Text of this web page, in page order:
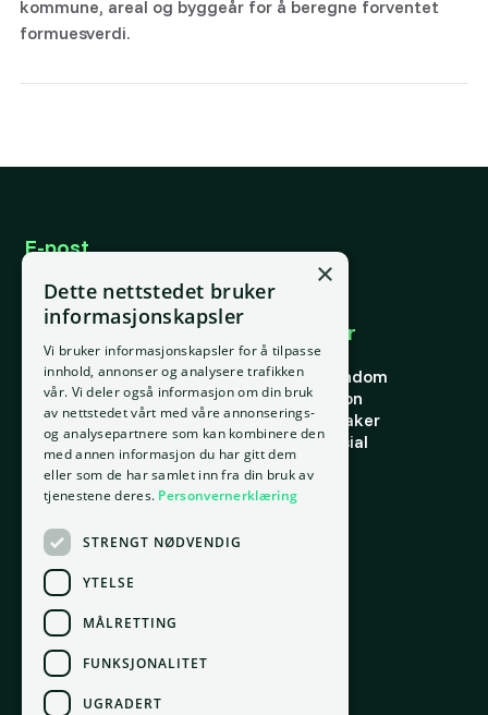
kommune, areal og byggeår for å beregne forventet
formuesverdi.
E-post
Telefon
+47 924 36 973
Selskapet
Hjem
Om oss
Kontakt oss
Personvern
Vilkår for bruk
Informasjonskapsler
Brukområder
Forstå eiendom
Finne riktig eiendom
Finn riktig person
Finn riktig leietaker
Verdi og potensial
Risiko
Portefølje
Ressurser
Ordbok
Innsikt
Docs
Kontor
Oslo
×
Dette nettstedet bruker
informasjonskapsler
Vi bruker informasjonskapsler for å tilpasse
innhold, annonser og analysere trafikken
vår. Vi deler også informasjon om din bruk
av nettstedet vårt med våre annonserings-
og analysepartnere som kan kombinere den
med annen informasjon du har gitt dem
eller som de har samlet inn fra din bruk av
tjenestene deres. Personvernerklæring
STRENGT NØDVENDIG
YTELSE
MÅLRETTING
FUNKSJONALITET
UGRADERT